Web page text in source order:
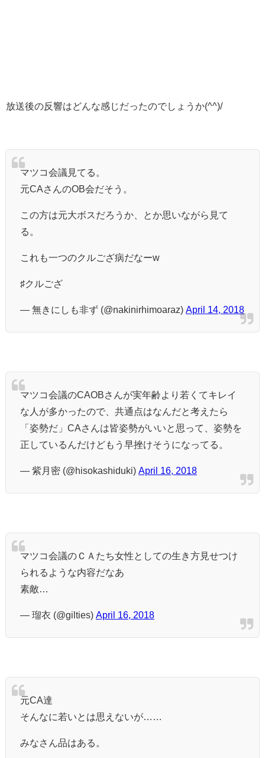
放送後の反響はどんな感じだったのでしょうか(^^)/
マツコ会議見てる。
元CAさんのOB会だそう。
この方は元大ボスだろうか、とか思いながら見て
る。
これも一つのクルござ病だなーw
♯クルござ
— 無きにしも非ず (@nakinirhimoaraz) April 14, 2018
マツコ会議のCAOBさんが実年齢より若くてキレイ
な人が多かったので、共通点はなんだと考えたら
「姿勢だ」CAさんは皆姿勢がいいと思って、姿勢を
正しているんだけどもう早挫けそうになってる。
— 紫月密 (@hisokashiduki) April 16, 2018
マツコ会議のＣＡたち女性としての生き方見せつけ
られるような内容だなあ
素敵…
— 瑠衣 (@gilties) April 16, 2018
元CA達
そんなに若いとは思えないが……
みなさん品はある。